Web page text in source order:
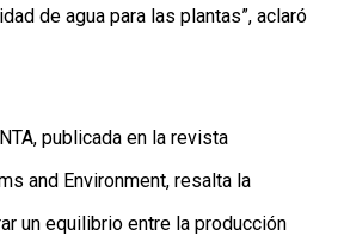
de agua para las plantas”, aclaró
publicada en la revista
and Environment, resalta la
un equilibrio entre la producción